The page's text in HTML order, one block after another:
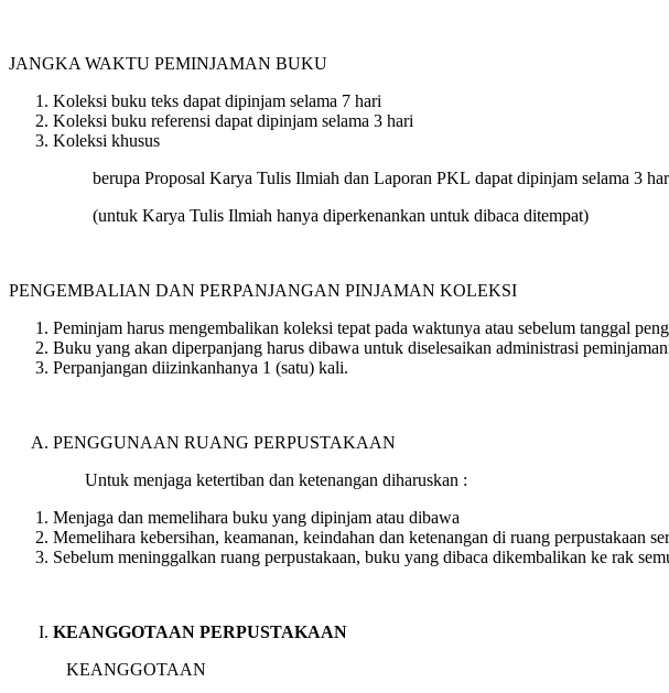
JANGKA WAKTU PEMINJAMAN BUKU
Koleksi buku teks dapat dipinjam selama 7 hari
Koleksi buku referensi dapat dipinjam selama 3 hari
Koleksi khusus
berupa Proposal Karya Tulis Ilmiah dan Laporan PKL dapat dipinjam selama 3
(untuk Karya Tulis Ilmiah hanya diperkenankan untuk dibaca ditempat)
PENGEMBALIAN DAN PERPANJANGAN PINJAMAN KOLEKSI
Peminjam harus mengembalikan koleksi tepat pada waktunya atau sebelum tanggal
Buku yang akan diperpanjang harus dibawa untuk diselesaikan administrasi
Perpanjangan diizinkanhanya 1 (satu) kali.
PENGGUNAAN RUANG PERPUSTAKAAN
Untuk menjaga ketertiban dan ketenangan diharuskan :
Menjaga dan memelihara buku yang dipinjam atau dibawa
Memelihara kebersihan, keamanan, keindahan dan ketenangan di ruang perpustakaan
Sebelum meninggalkan ruang perpustakaan, buku yang dibaca dikembalikan ke rak
KEANGGOTAAN PERPUSTAKAAN
KEANGGOTAAN